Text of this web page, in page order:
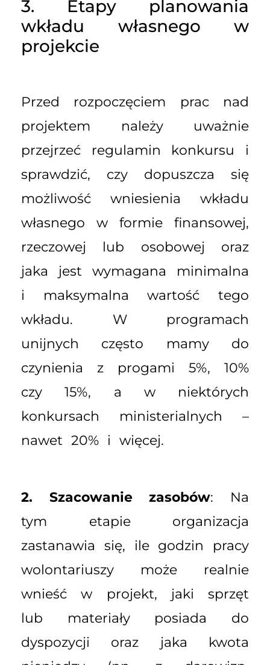
3. Etapy planowania
wkładu własnego w
projekcie
Przed rozpoczęciem prac nad
projektem należy uważnie
przejrzeć regulamin konkursu i
sprawdzić, czy dopuszcza się
możliwość wniesienia wkładu
własnego w formie finansowej,
rzeczowej lub osobowej oraz
jaka jest wymagana minimalna
i maksymalna wartość tego
wkładu. W programach
unijnych często mamy do
czynienia z progami 5%, 10%
czy 15%, a w niektórych
konkursach ministerialnych –
nawet 20% i więcej.
2. Szacowanie zasobów: Na
tym etapie organizacja
zastanawia się, ile godzin pracy
wolontariuszy może realnie
wnieść w projekt, jaki sprzęt
lub materiały posiada do
dyspozycji oraz jaka kwota